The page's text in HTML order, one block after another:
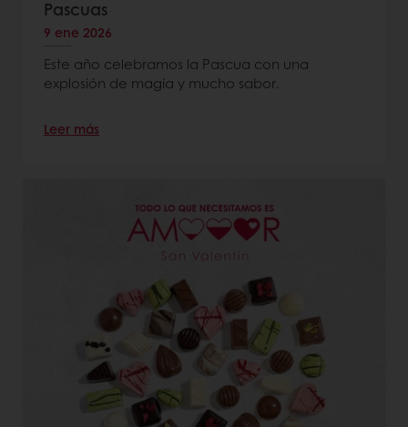
Pascuas
9 ene 2026
Este año celebramos la Pascua con una
explosión de magia y mucho sabor.
Leer más